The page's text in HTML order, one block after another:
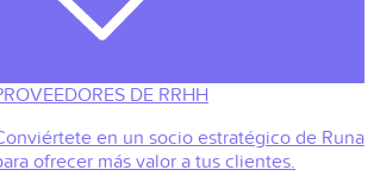
DE RRHH
en un socio estratégico de Runa
ofrecer más valor a tus clientes.